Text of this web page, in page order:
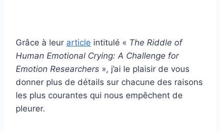
Grâce à leur article intitulé « The Riddle of
Human Emotional Crying: A Challenge for
Emotion Researchers », j’ai le plaisir de vous
donner plus de détails sur chacune des raisons
les plus courantes qui nous empêchent de
pleurer.